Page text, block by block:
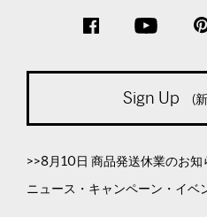
Sign Up (新
>>8月10日 商品発送休業のお知
ニュース・キャンペーン・イベ